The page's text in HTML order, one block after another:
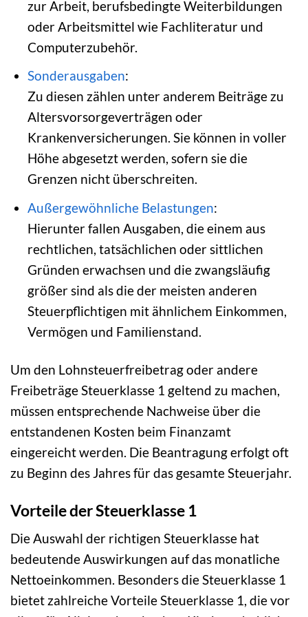
zur Arbeit, berufsbedingte Weiterbildungen
oder Arbeitsmittel wie Fachliteratur und
Computerzubehör.
Sonderausgaben:
Zu diesen zählen unter anderem Beiträge zu
Altersvorsorgeverträgen oder
Krankenversicherungen. Sie können in voller
Höhe abgesetzt werden, sofern sie die
Grenzen nicht überschreiten.
Außergewöhnliche Belastungen:
Hierunter fallen Ausgaben, die einem aus
rechtlichen, tatsächlichen oder sittlichen
Gründen erwachsen und die zwangsläufig
größer sind als die der meisten anderen
Steuerpflichtigen mit ähnlichem Einkommen,
Vermögen und Familienstand.
Um den Lohnsteuerfreibetrag oder andere
Freibeträge Steuerklasse 1 geltend zu machen,
müssen entsprechende Nachweise über die
entstandenen Kosten beim Finanzamt
eingereicht werden. Die Beantragung erfolgt oft
zu Beginn des Jahres für das gesamte Steuerjahr.
Vorteile der Steuerklasse 1
Die Auswahl der richtigen Steuerklasse hat
bedeutende Auswirkungen auf das monatliche
Nettoeinkommen. Besonders die Steuerklasse 1
bietet zahlreiche Vorteile Steuerklasse 1, die vor